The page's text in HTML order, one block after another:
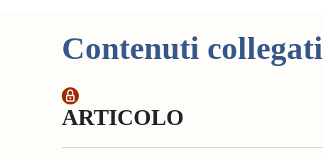
Contenuti collegati
ARTICOLO